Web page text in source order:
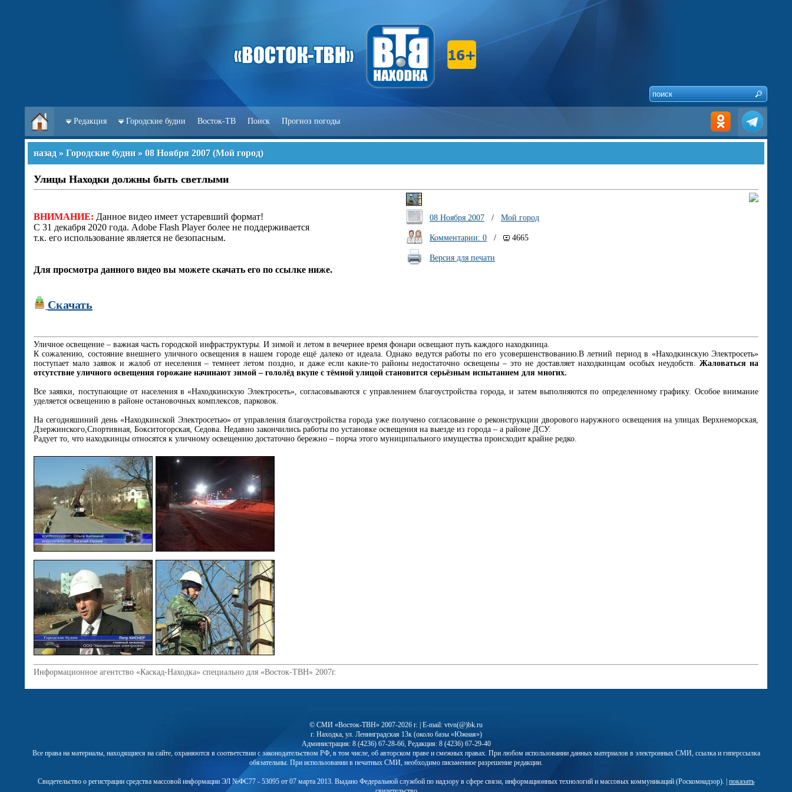
Редакция Городские будни Восток-ТВ Поиск Прогноз погоды
назад » Городские будни » 08 Ноября 2007 (Мой город)
Улицы Находки должны быть светлыми
ВНИМАНИЕ: Данное видео имеет устаревший формат!
С 31 декабря 2020 года. Adobe Flash Player более не поддерживается
т.к. его использование является не безопасным.
Для просмотра данного видео вы можете скачать его по ссылке ниже.
Скачать
08 Ноября 2007 / Мой город
Комментарии: 0 / 4665
Версия для печати
Уличное освещение – важная часть городской инфраструктуры. И зимой и летом в вечернее время фонари освещают путь каждого находкинца.
К сожалению, состояние внешнего уличного освещения в нашем городе ещё далеко от идеала. Однако ведутся работы по его усовершенствованию.В летний период в «Находкинскую Электросеть»
поступает мало заявок и жалоб от неселения – темнеет летом поздно, и даже если какие-то районы недостаточно освещены – это не доставляет находкинцам особых неудобств. Жаловаться на
отсутствие уличного освещения горожане начинают зимой – гололёд вкупе с тёмной улицой становится серьёзным испытанием для многих.
Все заявки, поступающие от населения в «Находкинскую Электросеть», согласовываются с управлением благоустройства города, и затем выполняются по определенному графику. Особое внимание
уделяется освещению в районе остановочных комплексов, парковок.
На сегодняшиний день «Находкинской Электросетью» от управления благоустройства города уже получено согласование о реконструкции дворового наружного освещения на улицах Верхнеморская,
Дзержинского,Спортивная, Бокситогорская, Седова. Недавно закончились работы по установке освещения на выезде из города – а районе ДСУ.
Радует то, что находкинцы относятся к уличному освещению достаточно бережно – порча этого муниципального имущества происходит крайне редко.
Информационное агентство «Каскад-Находка» специально для «Восток-ТВН» 2007г.
© СМИ «Восток-ТВН» 2007-2026 г. | E-mail: vtvn(@)bk.ru
г. Находка, ул. Ленинградская 13к (около базы «Южная»)
Администрация: 8 (4236) 67-28-66, Редакция: 8 (4236) 67-29-40
Все права на материалы, находящиеся на сайте, охраняются в соответствии с законодательством РФ, в том числе, об авторском праве и смежных правах. При любом использовании данных материалов в электронных СМИ, ссылка и гиперссылка
обязательны. При использовании в печатных СМИ, необходимо письменное разрешение редакции.
Свидетельство о регистрации средства массовой информации ЭЛ №ФС77 - 53095 от 07 марта 2013. Выдано Федеральной службой по надзору в сфере связи, информационных технологий и массовых коммуникаций (Роскомнадзор). | показать